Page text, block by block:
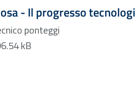
- Il progresso Formato PDF — Dimensione 296.54 kB
ponteggi
Formato PDF — 296.54 kB